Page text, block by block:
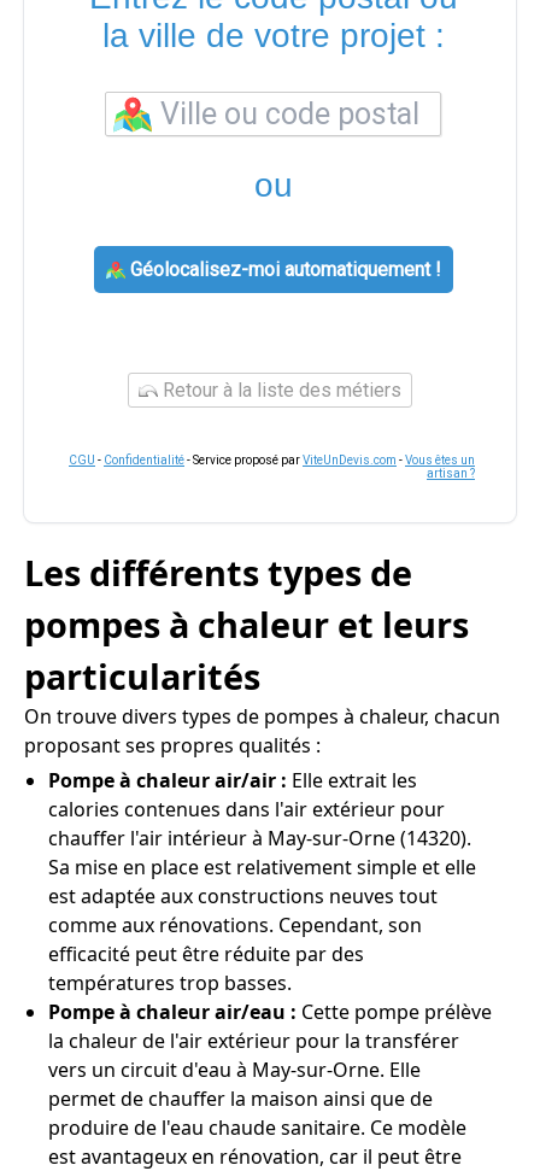
la ville de votre projet :
ou
Géolocalisez-moi automatiquement !
Retour à la liste des métiers
CGU - Confidentialité- Service proposé parViteUnDevis.com -Vous êtes un
artisan ?
Les différents types de
pompes à chaleur et leurs
particularités
On trouve divers types de pompes à chaleur, chacun
proposant ses propres qualités :
Pompe à chaleur air/air : Elle extrait les
calories contenues dans l'air extérieur pour
chauffer l'air intérieur à May-sur-Orne (14320).
Sa mise en place est relativement simple et elle
est adaptée aux constructions neuves tout
comme aux rénovations. Cependant, son
efficacité peut être réduite par des
températures trop basses.
Pompe à chaleur air/eau : Cette pompe prélève
la chaleur de l'air extérieur pour la transférer
vers un circuit d'eau à May-sur-Orne. Elle
permet de chauffer la maison ainsi que de
produire de l'eau chaude sanitaire. Ce modèle
est avantageux en rénovation, car il peut être